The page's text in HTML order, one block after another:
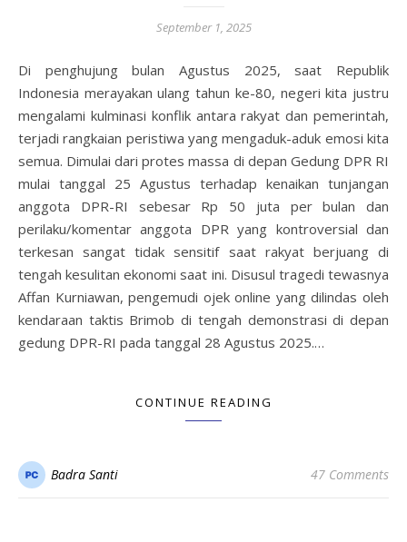
September 1, 2025
Di penghujung bulan Agustus 2025, saat Republik
Indonesia merayakan ulang tahun ke-80, negeri kita justru
mengalami kulminasi konflik antara rakyat dan pemerintah,
terjadi rangkaian peristiwa yang mengaduk-aduk emosi kita
semua. Dimulai dari protes massa di depan Gedung DPR RI
mulai tanggal 25 Agustus terhadap kenaikan tunjangan
anggota DPR-RI sebesar Rp 50 juta per bulan dan
perilaku/komentar anggota DPR yang kontroversial dan
terkesan sangat tidak sensitif saat rakyat berjuang di
tengah kesulitan ekonomi saat ini. Disusul tragedi tewasnya
Affan Kurniawan, pengemudi ojek online yang dilindas oleh
kendaraan taktis Brimob di tengah demonstrasi di depan
gedung DPR-RI pada tanggal 28 Agustus 2025.…
CONTINUE READING
Badra Santi 47 Comments